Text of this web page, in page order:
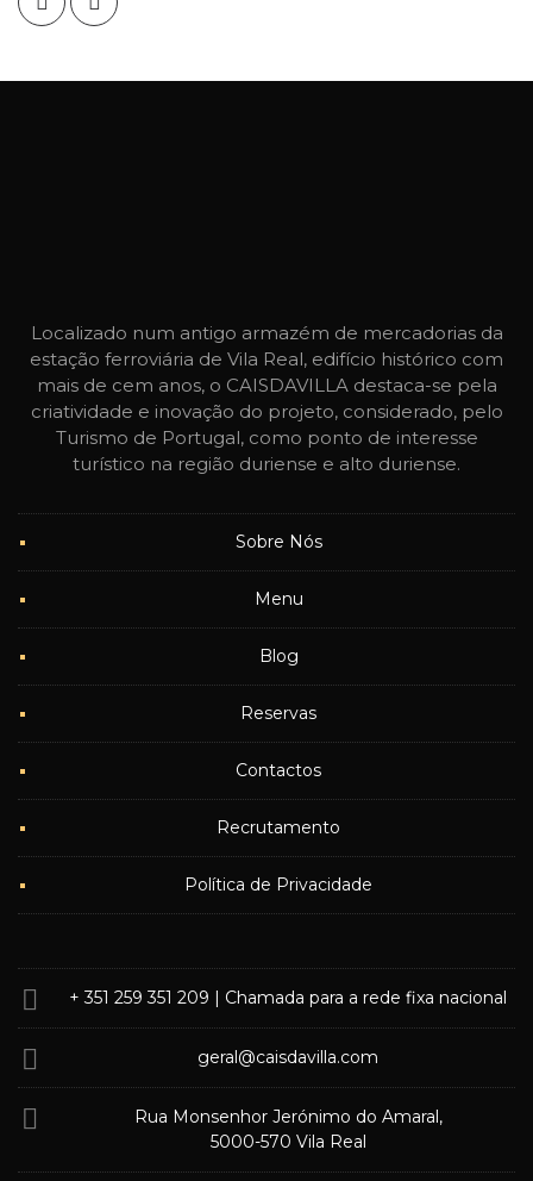
Localizado num antigo armazém de mercadorias da
estação ferroviária de Vila Real, edifício histórico com
mais de cem anos, o CAISDAVILLA destaca-se pela
criatividade e inovação do projeto, considerado, pelo
Turismo de Portugal, como ponto de interesse
turístico na região duriense e alto duriense.
Sobre Nós
Menu
Blog
Reservas
Contactos
Recrutamento
Política de Privacidade
+ 351 259 351 209 | Chamada para a rede fixa nacional
geral@caisdavilla.com
Rua Monsenhor Jerónimo do Amaral,
5000-570 Vila Real